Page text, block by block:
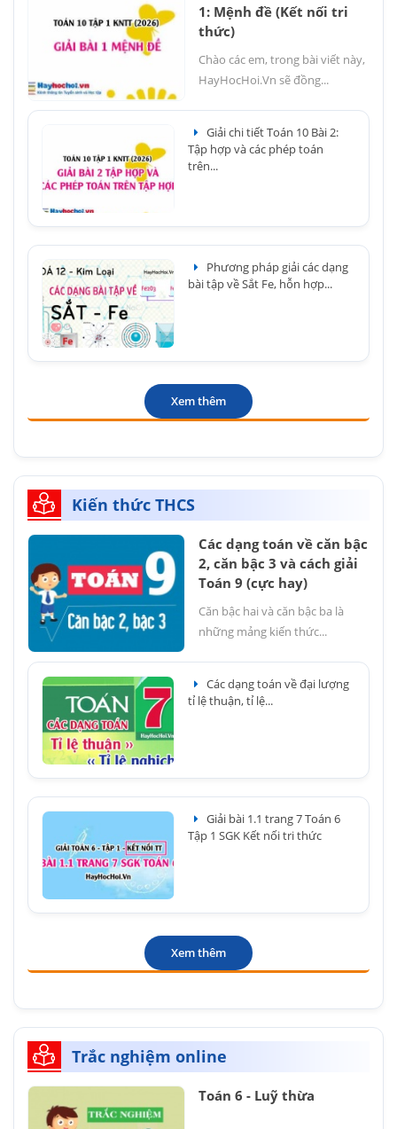
1: Mệnh đề (Kết nối tri
thức)
Chào các em, trong bài viết này,
HayHocHoi.Vn sẽ đồng...
Giải chi tiết Toán 10 Bài 2:
Tập hợp và các phép toán
trên...
Phương pháp giải các dạng
bài tập về Sắt Fe, hỗn hợp...
Xem thêm
Kiến thức THCS
Các dạng toán về căn bậc
2, căn bậc 3 và cách giải
Toán 9 (cực hay)
Căn bậc hai và căn bậc ba là
những mảng kiến thức...
Các dạng toán về đại lượng
tỉ lệ thuận, tỉ lệ...
Giải bài 1.1 trang 7 Toán 6
Tập 1 SGK Kết nối tri thức
Xem thêm
Trắc nghiệm online
Toán 6 - Luỹ thừa